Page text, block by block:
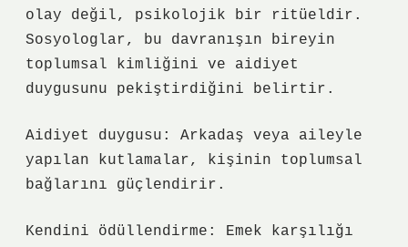
olay değil, psikolojik bir ritüeldir.
Sosyologlar, bu davranışın bireyin
toplumsal kimliğini ve aidiyet
duygusunu pekiştirdiğini belirtir.
Aidiyet duygusu: Arkadaş veya aileyle
yapılan kutlamalar, kişinin toplumsal
bağlarını güçlendirir.
Kendini ödüllendirme: Emek karşılığı